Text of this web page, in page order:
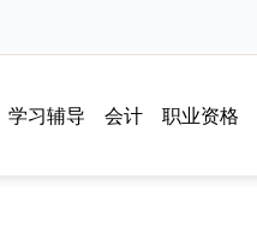
学习辅导 会计 职业资格